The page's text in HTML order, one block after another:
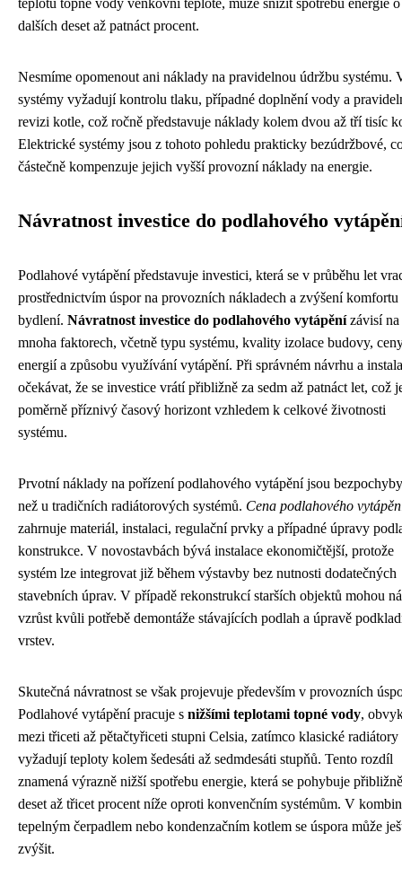
teplotu topné vody venkovní teplotě, může snížit spotřebu energie o
dalších deset až patnáct procent.
Nesmíme opomenout ani náklady na pravidelnou údržbu systému.
systémy vyžadují kontrolu tlaku, případné doplnění vody a
revizi kotle, což ročně představuje náklady kolem dvou až tří tisíc
Elektrické systémy jsou z tohoto pohledu prakticky bezúdržbové,
částečně kompenzuje jejich vyšší provozní náklady na energie.
Návratnost investice do podlahového
Podlahové vytápění představuje investici, která se v průběhu let
prostřednictvím úspor na provozních nákladech a zvýšení komfortu
bydlení. Návratnost investice do podlahového vytápěnízávisí na
mnoha faktorech, včetně typu systému, kvality izolace budovy,
energií a způsobu využívání vytápění. Při správném návrhu a
očekávat, že se investice vrátí přibližně za sedm až patnáct let, což
poměrně příznivý časový horizont vzhledem k celkové životnosti
systému.
Prvotní náklady na pořízení podlahového vytápění jsou
než u tradičních radiátorových systémů. Cena podlahového
zahrnuje materiál, instalaci, regulační prvky a případné úpravy
konstrukce. V novostavbách bývá instalace ekonomičtější, protože
systém lze integrovat již během výstavby bez nutnosti dodatečných
stavebních úprav. V případě rekonstrukcí starších objektů mohou
vzrůst kvůli potřebě demontáže stávajících podlah a úpravě
vrstev.
Skutečná návratnost se však projevuje především v provozních
Podlahové vytápění pracuje s nižšími teplotami topné vody,
mezi třiceti až pětačtyřiceti stupni Celsia, zatímco klasické radiátory
vyžadují teploty kolem šedesáti až sedmdesáti stupňů. Tento rozdíl
znamená výrazně nižší spotřebu energie, která se pohybuje
deset až třicet procent níže oproti konvenčním systémům. V
tepelným čerpadlem nebo kondenzačním kotlem se úspora může
zvýšit.